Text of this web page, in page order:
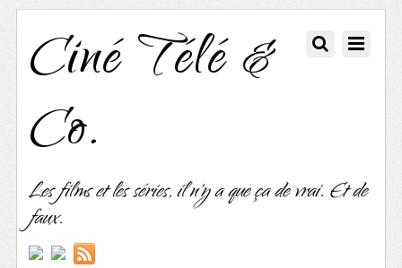
Ciné Télé &
Co.
Les films et les séries, il n'y a que ça de vrai. Et de
faux.